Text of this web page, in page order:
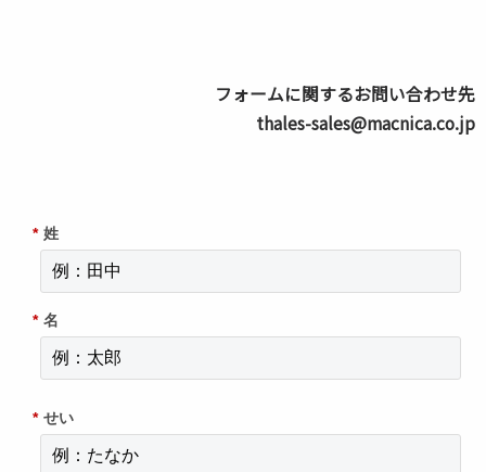
フォームに関するお問い合わせ先
thales-sales@macnica.co.jp
* 姓
* 名
* せい